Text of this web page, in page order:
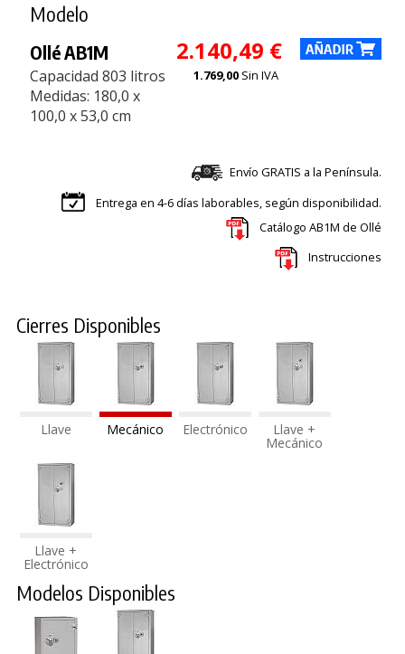
Modelo
Ollé AB1M
Capacidad 803 litros
Medidas: 180,0 x
100,0 x 53,0 cm
2.140,49 €
1.769,00 Sin IVA
Envío GRATIS a la Península.
Entrega en 4-6 días laborables, según disponibilidad.
Catálogo AB1M de Ollé
Instrucciones
Cierres Disponibles
Llave Mecánico Electrónico Llave +
Mecánico
Llave +
Electrónico
Modelos Disponibles